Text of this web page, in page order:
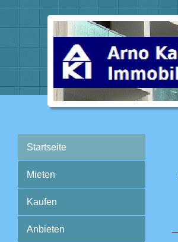
Startseite
Mieten
Kaufen
Anbieten